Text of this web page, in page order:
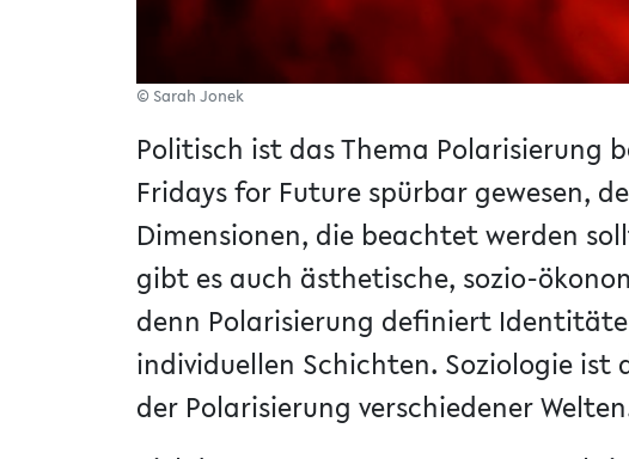
© Sarah Jonek
Politisch ist das Thema Polarisierung
Fridays for Future spürbar gewesen,
Dimensionen, die beachtet werden
gibt es auch ästhetische, sozio-
denn Polarisierung definiert
individuellen Schichten. Soziologie
der Polarisierung verschiedener